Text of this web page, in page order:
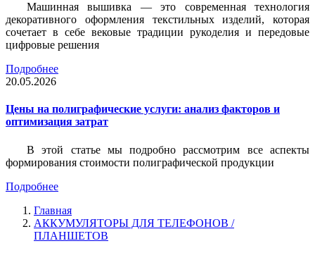
Машинная вышивка — это современная технология
декоративного оформления текстильных изделий, которая
сочетает в себе вековые традиции рукоделия и передовые
цифровые решения
Подробнее
20.05.2026
Цены на полиграфические услуги: анализ факторов и
оптимизация затрат
В этой статье мы подробно рассмотрим все аспекты
формирования стоимости полиграфической продукции
Подробнее
Главная
АККУМУЛЯТОРЫ ДЛЯ ТЕЛЕФОНОВ /
ПЛАНШЕТОВ